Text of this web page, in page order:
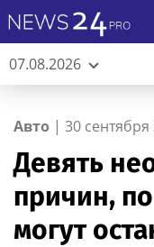
07.08.2026
Авто | 30 сентября
Девять
причин,
могут